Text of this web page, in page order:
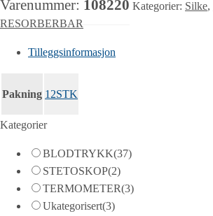
Varenummer: 108220 Kategorier: Silke,
RESORBERBAR
Tilleggsinformasjon
Pakning 12STK
Kategorier
BLODTRYKK(37)
STETOSKOP(2)
TERMOMETER(3)
Ukategorisert(3)